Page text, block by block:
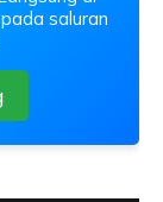
saluran